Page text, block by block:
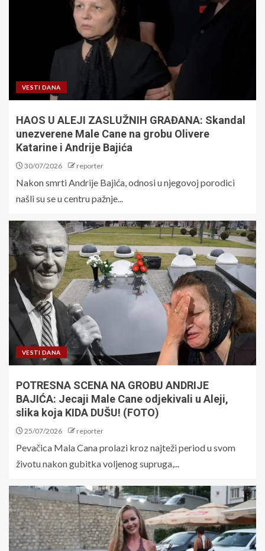
VESTI DANA
HAOS U ALEJI ZASLUŽNIH GRAĐANA: Skandal
unezverene Male Cane na grobu Olivere
Katarine i Andrije Bajića
30/07/2026 reporter
Nakon smrti Andrije Bajića, odnosi u njegovoj porodici
našli su se u centru pažnje...
VESTI DANA
POTRESNA SCENA NA GROBU ANDRIJE
BAJIĆA: Jecaji Male Cane odjekivali u Aleji,
slika koja KIDA DUŠU! (FOTO)
25/07/2026 reporter
Pevačica Mala Cana prolazi kroz najteži period u svom
životu nakon gubitka voljenog supruga,...